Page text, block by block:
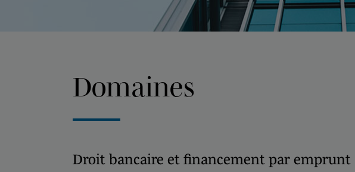
Domaines
Droit bancaire et financement par emprunt